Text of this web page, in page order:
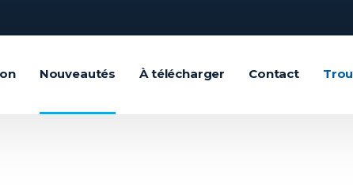
Nouveautés À télécharger Contact